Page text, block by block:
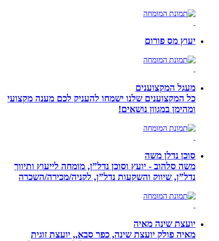
יעוץ מס פורום
מעגל המקצוענים
כל המקצוענים שלנו ישמחו להעניק לכם מענה מקצועי
ומהימן במגוון נושאים!
סוכן נדלן משה
משה סלהוב - יועץ וסוכן נדל”ן, מומחה לייעוץ ותיווך
נדל”ן, שיווק והשקעות נדל”ן, לקניה/מכירה/השכרה
יועצת שינה מאיה
מאיה פולק יועצת שינה, כפר סבא,, יועצת זוגית